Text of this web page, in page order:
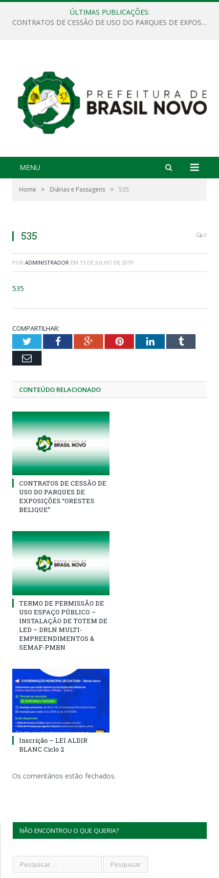
ÚLTIMAS PUBLICAÇÕES:
CONTRATOS DE CESSÃO DE USO DO PARQUES DE EXPOSIÇÕES “ORESTES BELIQUE”
MENU
Home » Diárias e Passagens » 535
535 0
POR ADMINISTRADOR EM 15 DE JULHO DE 2019
535
COMPARTILHAR:
TwitterFacebookGoogle+PinterestLinkedInTumblr
Email
CONTEÚDO RELACIONADO
CONTRATOS DE CESSÃO DE
USO DO PARQUES DE
EXPOSIÇÕES “ORESTES
BELIQUE”
TERMO DE PERMISSÃO DE
USO ESPAÇO PÚBLICO –
INSTALAÇÃO DE TOTEM DE
LED – DRLN MULTI-
EMPREENDIMENTOS &
SEMAF-PMBN
Inscrição – LEI ALDIR
BLANC Ciclo 2
Os comentários estão fechados.
NÃO ENCONTROU O QUE QUERIA?